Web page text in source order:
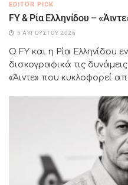
EDITOR PICK
FY & Ρία Ελληνίδου –
5 ΑΥΓΟΎΣΤΟΥ 2026
Ο FY και η Ρία Ελληνίδου
δισκογραφικά τις
«Άιντε» που κυκλοφορεί